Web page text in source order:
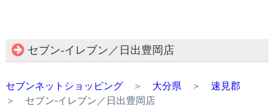
セブン‐イレブン／日出豊岡店
セブンネットショッピング＞ 大分県 ＞ 速見郡
＞ セブン‐イレブン／日出豊岡店